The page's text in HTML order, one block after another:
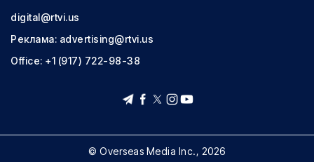
digital@rtvi.us
Реклама: advertising@rtvi.us
Office: +1 (917) 722-98-38
© Overseas Media Inc., 2026